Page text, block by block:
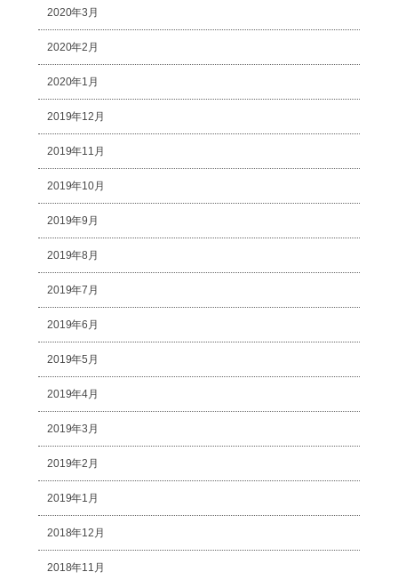
2020年3月
2020年2月
2020年1月
2019年12月
2019年11月
2019年10月
2019年9月
2019年8月
2019年7月
2019年6月
2019年5月
2019年4月
2019年3月
2019年2月
2019年1月
2018年12月
2018年11月